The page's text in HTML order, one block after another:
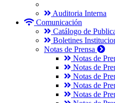
Auditoria Interna
Comunicación
Catálogo de
Boletines
Notas de Prensa
Notas de
Notas de
Notas de
Notas de
Notas de